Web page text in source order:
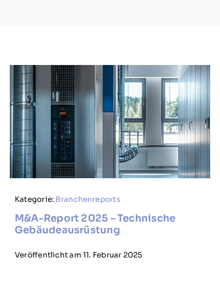
Kategorie: Branchenreports
M&A-Report 2025 – Technische
Gebäudeausrüstung
Veröffentlicht am 11. Februar 2025